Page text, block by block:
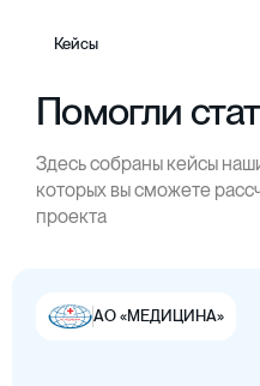
ECM
Кейсы
Помогли
Здесь собраны кейсы
которых вы сможете
проекта
АО «МЕДИЦИНА»